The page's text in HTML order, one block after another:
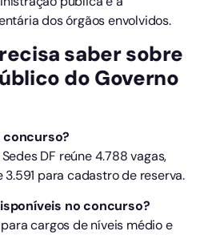
dos órgãos envolvidos.
saber sobre
do Governo
concurso?
DF reúne 4.788 vagas,
3.591 para cadastro de reserva.
no concurso?
cargos de níveis médio e